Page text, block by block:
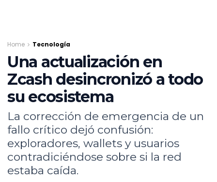
Home Tecnología
Una actualización en
Zcash desincronizó a todo
su ecosistema
La corrección de emergencia de un
fallo crítico dejó confusión:
exploradores, wallets y usuarios
contradiciéndose sobre si la red
estaba caída.